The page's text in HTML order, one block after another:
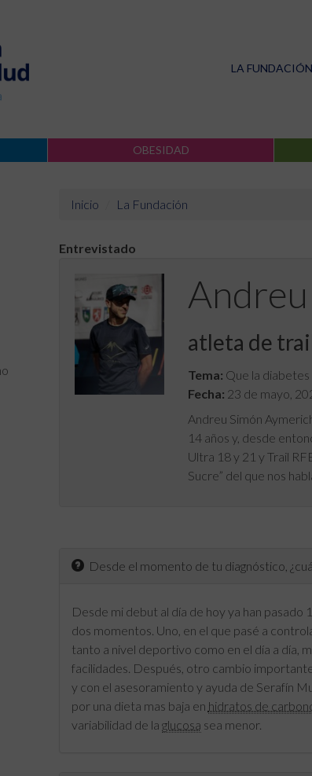
LA FUNDACIÓN
OBESIDAD
Inicio La Fundación
Entrevistado
atleta de
Tema: Que la
Fecha: 23 de mayo,
Andreu Simón
14 años y, desde
Ultra 18 y 21 y Trail
Sucre” del que nos
Desde el momento de tu diagnóstico,
Desde mi debut al día de hoy ya han pasado
dos momentos. Uno, en el que pasé a
tanto a nivel deportivo como en el día a día,
facilidades. Después, otro cambio
y con el asesoramiento y ayuda de Serafín
por una dieta mas baja en hidratos de
variabilidad de la glucosa sea menor.